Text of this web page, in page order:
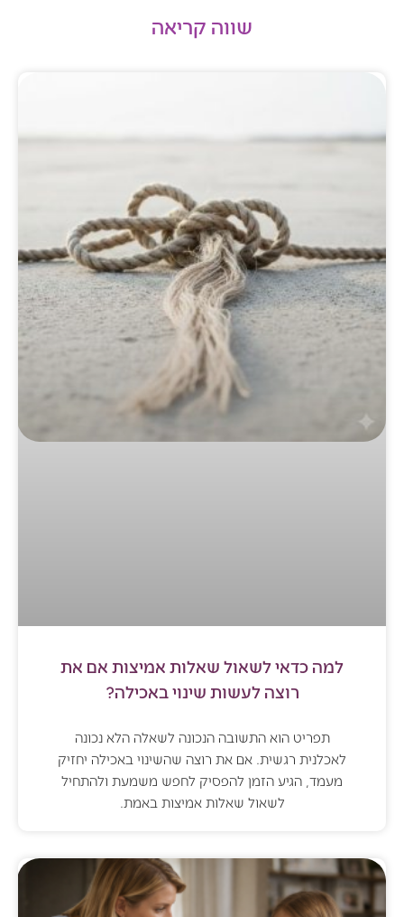
שווה קריאה
למה כדאי לשאול שאלות אמיצות אם את
רוצה לעשות שינוי באכילה?
תפריט הוא התשובה הנכונה לשאלה הלא נכונה
לאכלנית רגשית. אם את רוצה שהשינוי באכילה יחזיק
מעמד, הגיע הזמן להפסיק לחפש משמעת ולהתחיל
לשאול שאלות אמיצות באמת.